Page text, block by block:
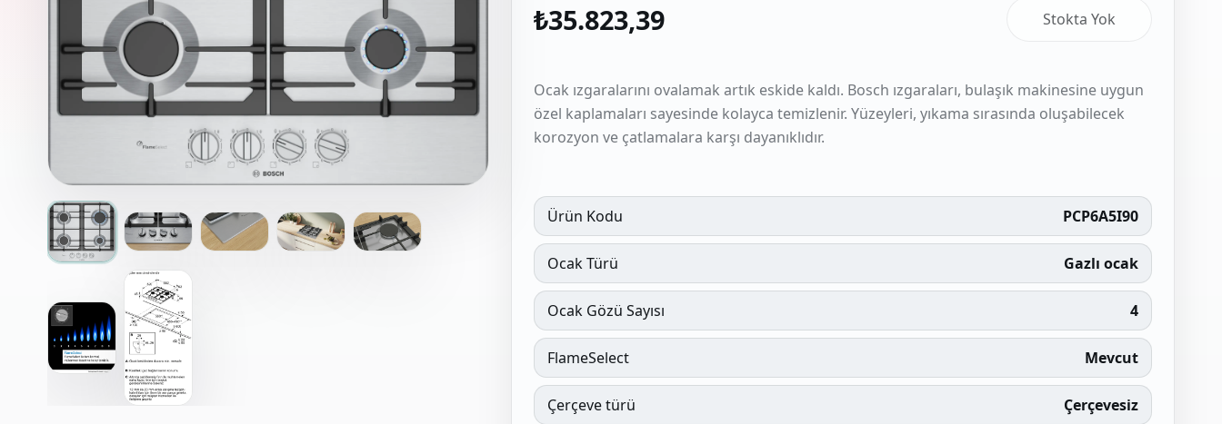
₺35.823,39 Stokta Yok
Ocak ızgaralarını ovalamak artık eskide kaldı. Bosch ızgaraları, bulaşık makinesine uygun
özel kaplamaları sayesinde kolayca temizlenir. Yüzeyleri, yıkama sırasında oluşabilecek
korozyon ve çatlamalara karşı dayanıklıdır.
Ürün Kodu PCP6A5I90
Ocak Türü Gazlı ocak
Ocak Gözü Sayısı 4
FlameSelect Mevcut
Çerçeve türü Çerçevesiz